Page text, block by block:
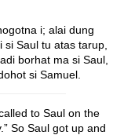
i; alai dung
Saul tu atas tarup,
borhat ma si Saul,
si Samuel.
to Saul on the
So Saul got up and